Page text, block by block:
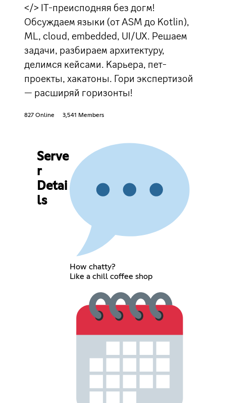
</> IT-преисподняя без догм!
Обсуждаем языки (от ASM до Kotlin),
ML, cloud, embedded, UI/UX. Решаем
задачи, разбираем архитектуру,
делимся кейсами. Карьера, пет-
проекты, хакатоны. Гори экспертизой
— расширяй горизонты!
827 Online 3,541 Members
Serve
r
Detai
ls
How chatty?
Like a chill coffee shop